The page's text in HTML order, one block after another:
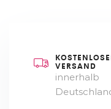
VERSAND
innerhalb